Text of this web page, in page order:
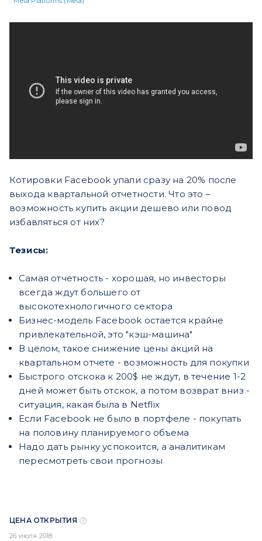
Котировки Facebook упали сразу на 20% после
выхода квартальной отчетности. Что это –
возможность купить акции дешево или повод
избавляться от них?
Тезисы:
Самая отчетность - хорошая, но инвесторы
всегда ждут большего от
высокотехнологичного сектора
Бизнес-модель Facebook остается крайне
привлекательной, это "кэш-машина"
В целом, такое снижение цены акций на
квартальном отчете - возможность для покупки
Быстрого отскока к 200$ не ждут, в течение 1-2
дней может быть отскок, а потом возврат вниз -
ситуация, какая была в Netflix
Если Facebook не было в портфеле - покупать
на половину планируемого объема
Надо дать рынку успокоится, а аналитикам
пересмотреть свои прогнозы
ЦЕНА ОТКРЫТИЯ
26 июля 2018